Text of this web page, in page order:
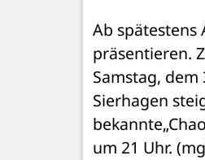
Ab
präsentieren.
Samstag,
Sierhagen
um 21 Uhr.